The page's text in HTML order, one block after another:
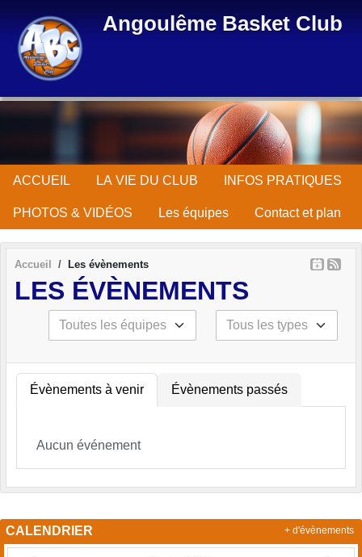
Angoulême Basket Club
ACCUEIL LA VIE DU CLUB INFOS PRATIQUES
PHOTOS & VIDÉOS Les équipes Contact et plan
Accueil Les évènements
LES ÉVÈNEMENTS
Évènements à venir Évènements passés
Aucun événement
CALENDRIER + d'évènements